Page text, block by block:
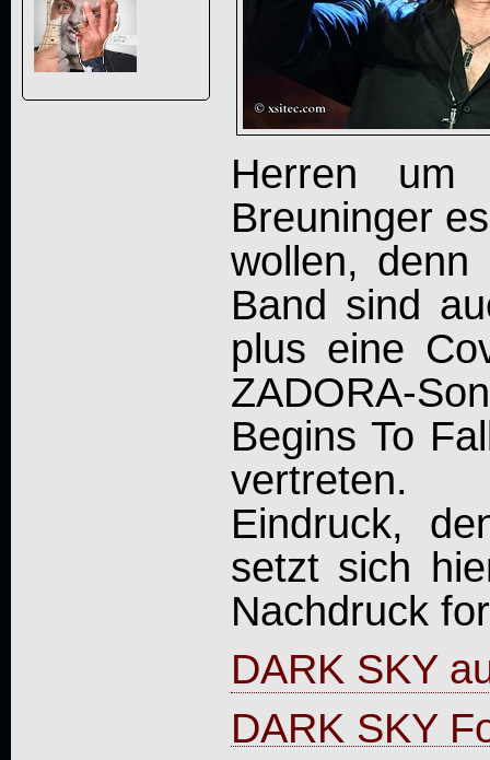
Herren um
Breuninger
wollen,
Band sind
plus eine
ZADORA-
Begins To
Eindruck,
setzt sich
Nachdruck
DARK SKY
DARK SKY